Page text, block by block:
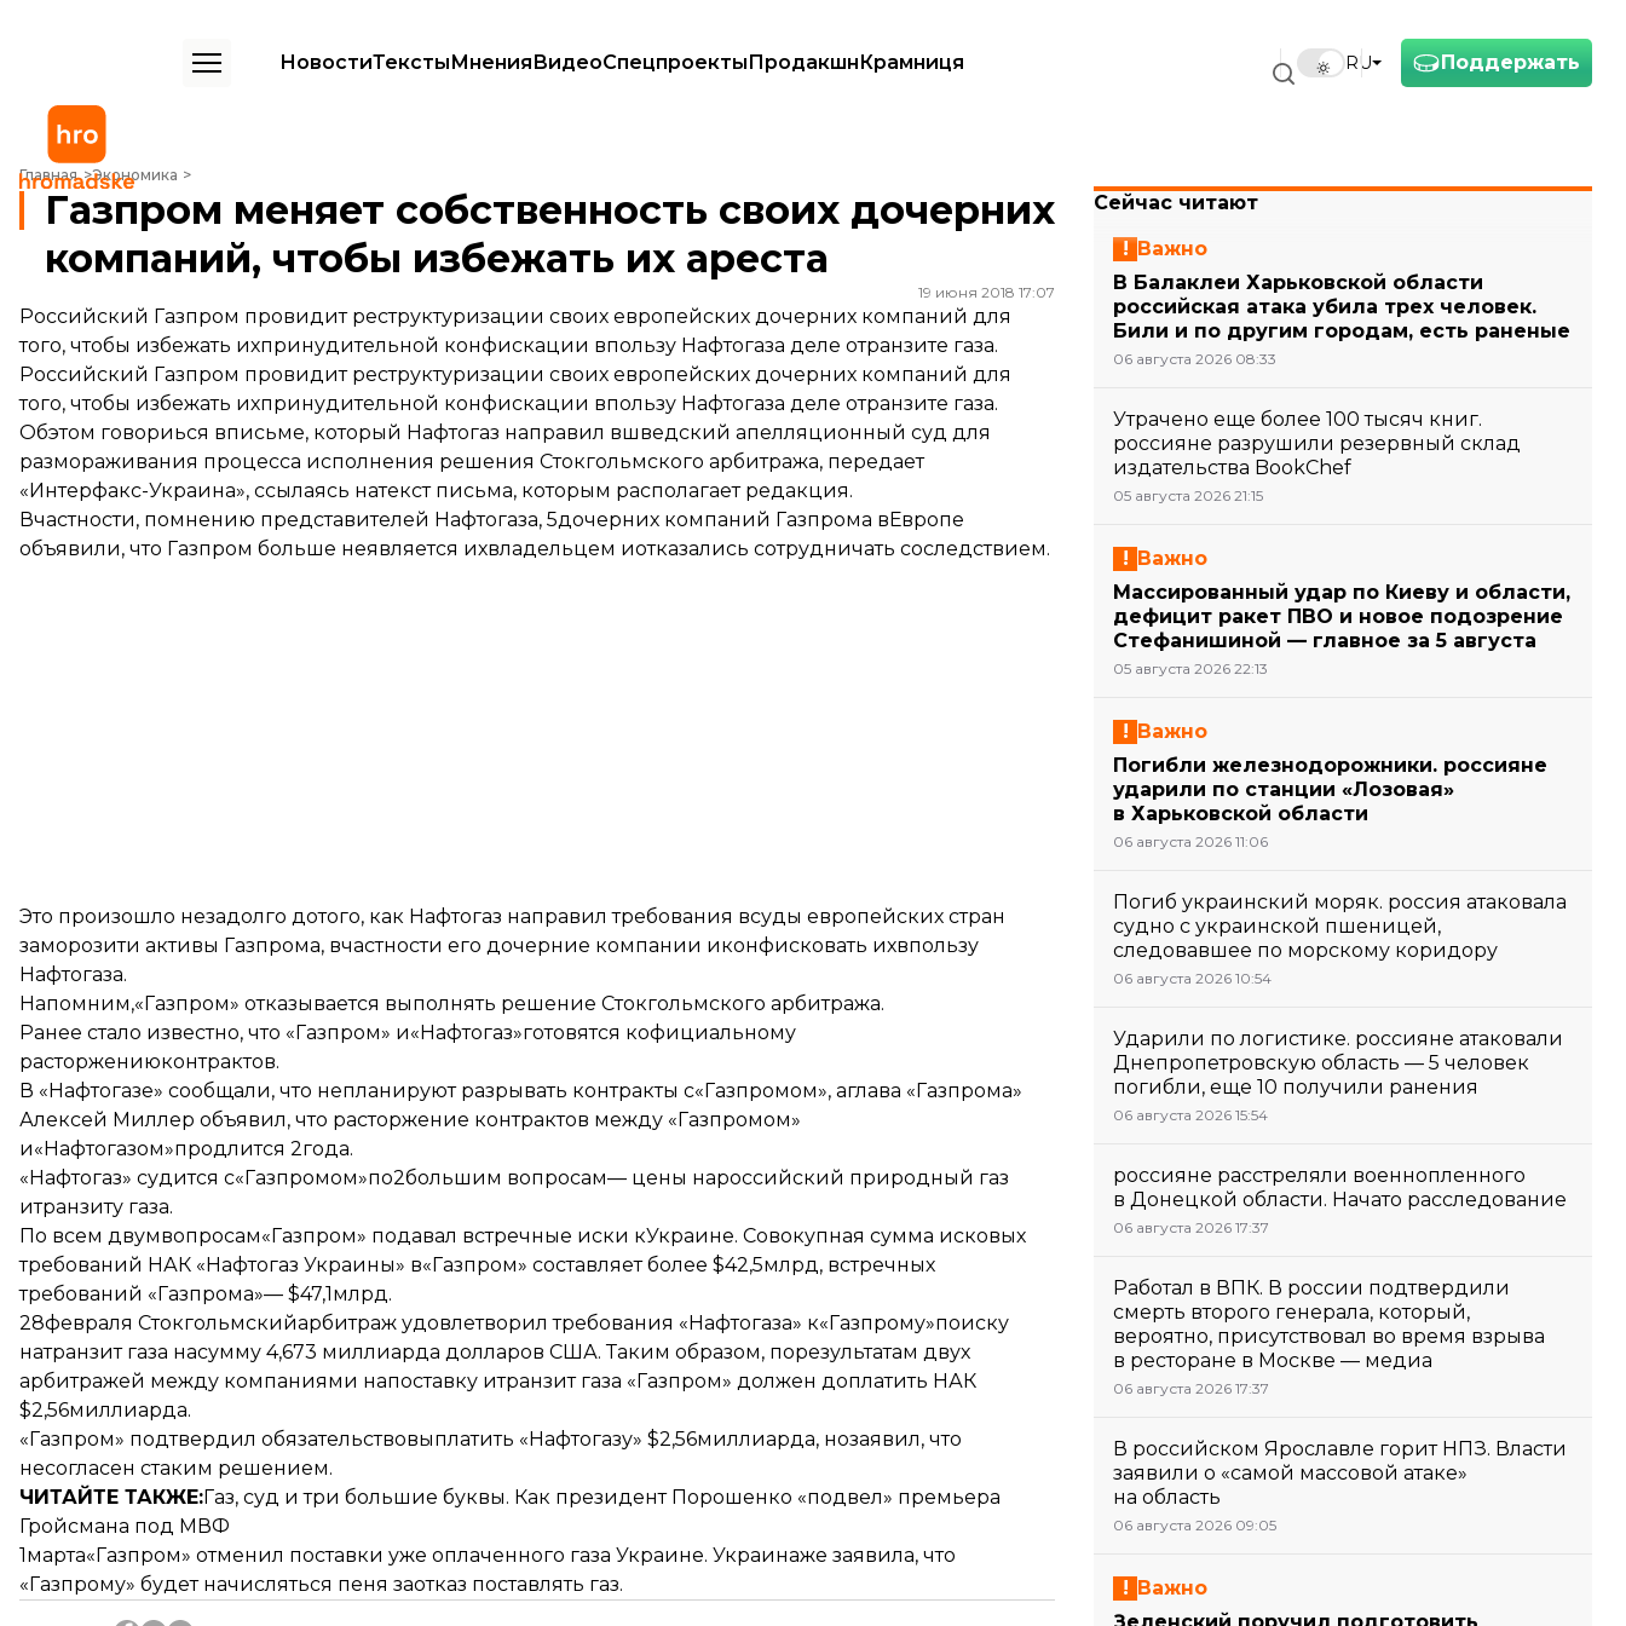
Поддержать
RU
НовостиТекстыМненияВидеоСпецпроектыПродакшнКрамниця
Главная Экономика
Газпром меняет собственность своих дочерних компаний, чтобы избежать их ареста
Газпром меняет собственность своих дочерних
компаний, чтобы избежать их ареста
19 июня 2018 17:07
Российский Газпром провидит реструктуризации своих европейских дочерних компаний для
того, чтобы избежать ихпринудительной конфискации впользу Нафтогаза деле отранзите газа.
Российский Газпром провидит реструктуризации своих европейских дочерних компаний для
того, чтобы избежать ихпринудительной конфискации впользу Нафтогаза деле отранзите газа.
Обэтом говориься вписьме, который Нафтогаз направил вшведский апелляционный суд для
размораживания процесса исполнения решения Стокгольмского арбитража, передает
«Интерфакс-Украина», ссылаясь натекст письма, которым располагает редакция.
Вчастности, помнению представителей Нафтогаза, 5дочерних компаний Газпрома вЕвропе
объявили, что Газпром больше неявляется ихвладельцем иотказались сотрудничать соследствием.
Это произошло незадолго дотого, как Нафтогаз направил требования всуды европейских стран
заморозити активы Газпрома, вчастности его дочерние компании иконфисковать ихвпользу
Нафтогаза.
Напомним,«Газпром» отказывается выполнять решение Стокгольмского арбитража.
Ранее стало известно, что «Газпром» и«Нафтогаз»готовятся кофициальному
расторжениюконтрактов.
В «Нафтогазе» сообщали, что непланируют разрывать контракты с«Газпромом», аглава «Газпрома»
Алексей Миллер объявил, что расторжение контрактов между «Газпромом»
и«Нафтогазом»продлится 2года.
«Нафтогаз» судится с«Газпромом»по2большим вопросам— цены нароссийский природный газ
итранзиту газа.
По всем двумвопросам«Газпром» подавал встречные иски кУкраине. Совокупная сумма исковых
требований НАК «Нафтогаз Украины» в«Газпром» составляет более $42,5млрд, встречных
требований «Газпрома»— $47,1млрд.
28февраля Стокгольмскийарбитраж удовлетворил требования «Нафтогаза» к«Газпрому»поиску
натранзит газа насумму 4,673 миллиарда долларов США. Таким образом, порезультатам двух
арбитражей между компаниями напоставку итранзит газа «Газпром» должен доплатить НАК
$2,56миллиарда.
«Газпром» подтвердил обязательствовыплатить «Нафтогазу» $2,56миллиарда, нозаявил, что
несогласен стаким решением.
ЧИТАЙТЕ ТАКЖЕ:Газ, суд и три большие буквы. Как президент Порошенко «подвел» премьера
Гройсмана под МВФ
1марта«Газпром» отменил поставки уже оплаченного газа Украине. Украинаже заявила, что
«Газпрому» будет начисляться пеня заотказ поставлять газ.
Сейчас читают
Важно
В Балаклеи Харьковской области
российская атака убила трех человек.
Били и по другим городам, есть раненые
06 августа 2026 08:33
Утрачено еще более 100 тысяч книг.
россияне разрушили резервный склад
издательства BookChef
05 августа 2026 21:15
Важно
Массированный удар по Киеву и области,
дефицит ракет ПВО и новое подозрение
Стефанишиной — главное за 5 августа
05 августа 2026 22:13
Важно
Погибли железнодорожники. россияне
ударили по станции «Лозовая»
в Харьковской области
06 августа 2026 11:06
Погиб украинский моряк. россия атаковала
судно с украинской пшеницей,
следовавшее по морскому коридору
06 августа 2026 10:54
Ударили по логистике. россияне атаковали
Днепропетровскую область — 5 человек
погибли, еще 10 получили ранения
06 августа 2026 15:54
россияне расстреляли военнопленного
в Донецкой области. Начато расследование
06 августа 2026 17:37
Работал в ВПК. В россии подтвердили
смерть второго генерала, который,
вероятно, присутствовал во время взрыва
в ресторане в Москве — медиа
06 августа 2026 17:37
В российском Ярославле горит НПЗ. Власти
заявили о «самой массовой атаке»
на область
06 августа 2026 09:05
Важно